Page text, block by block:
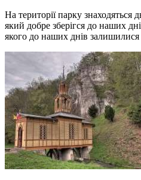
На території парку знаходяться
який добре зберігся до наших
якого до наших днів залишилися